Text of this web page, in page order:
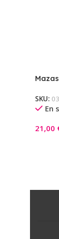
SKU:
En
21,00